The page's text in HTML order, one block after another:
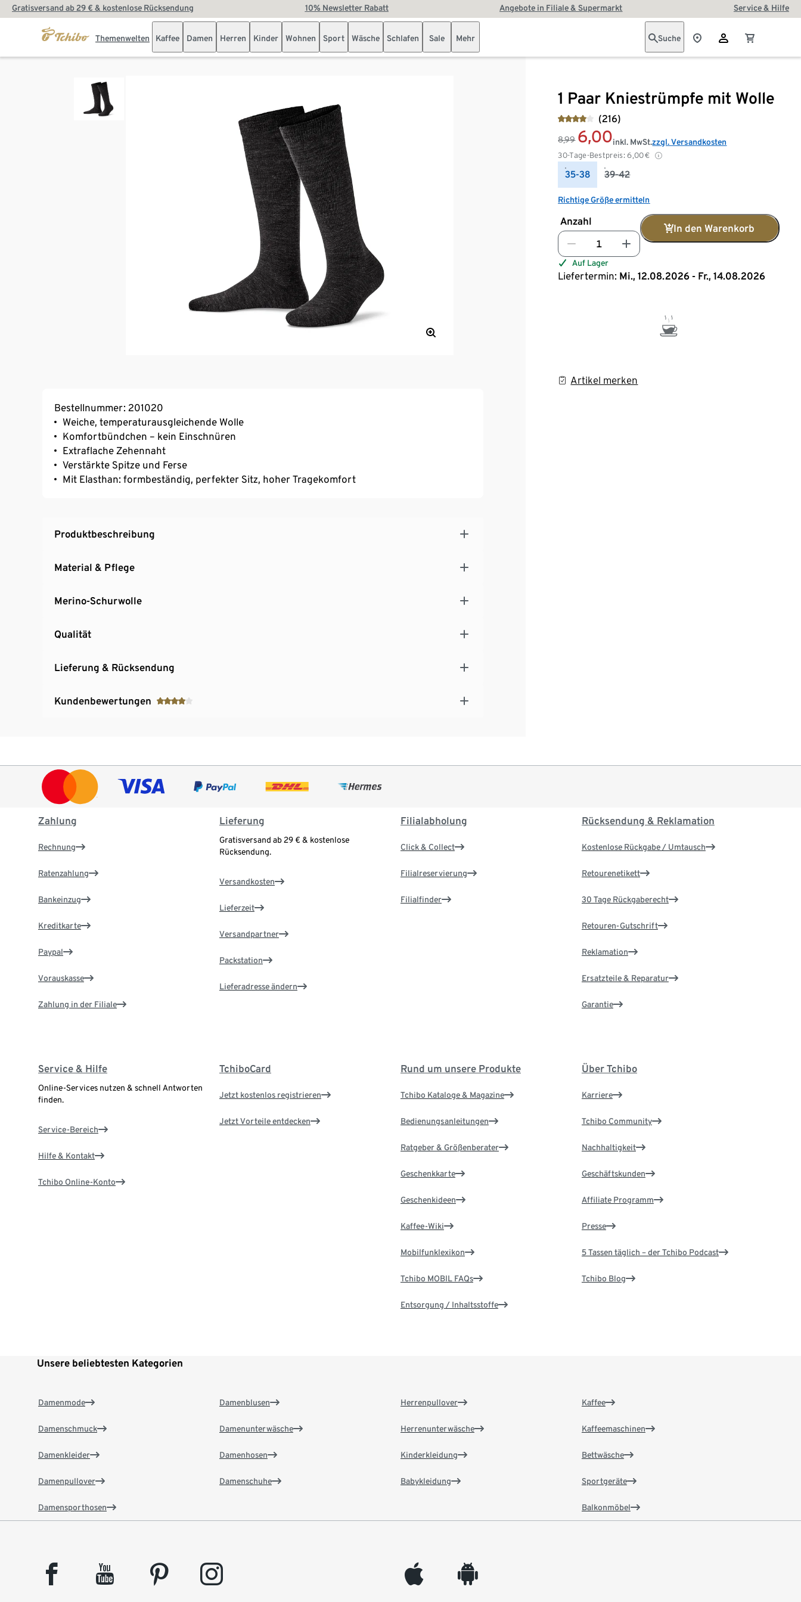
Gratisversand ab 29 € & kostenlose Rücksendung 10% Newsletter Rabatt Angebote in Filiale & Supermarkt Service & Hilfe
Themenwelten Kaffee Damen Herren Kinder Wohnen Sport Wäsche Schlafen Sale Mehr Suche
1 Paar Kniestrümpfe mit Wolle
(216)
8,99 6,00
30-Tage-Bestpreis: 6,00€
inkl. MwSt.zzgl. Versandkosten
35-38 39-42
Richtige Größe ermitteln
Anzahl
In den Warenkorb
Auf Lager
Liefertermin: Mi., 12.08.2026 - Fr., 14.08.2026
Artikel merken
Bestellnummer: 201020
Weiche, temperaturausgleichende Wolle
Komfortbündchen – kein Einschnüren
Extraflache Zehennaht
Verstärkte Spitze und Ferse
Mit Elasthan: formbeständig, perfekter Sitz, hoher Tragekomfort
Produktbeschreibung
Material & Pflege
Merino-Schurwolle
Qualität
Lieferung & Rücksendung
Kundenbewertungen
Zahlung
Rechnung
Ratenzahlung
Bankeinzug
Kreditkarte
Paypal
Vorauskasse
Zahlung in der Filiale
Lieferung
Gratisversand ab 29 € & kostenlose
Rücksendung.
Versandkosten
Lieferzeit
Versandpartner
Packstation
Lieferadresse ändern
Filialabholung
Click & Collect
Filialreservierung
Filialfinder
Rücksendung & Reklamation
Kostenlose Rückgabe / Umtausch
Retourenetikett
30 Tage Rückgaberecht
Retouren-Gutschrift
Reklamation
Ersatzteile & Reparatur
Garantie
Service & Hilfe
Online-Services nutzen & schnell Antworten
finden.
Service-Bereich
Hilfe & Kontakt
Tchibo Online-Konto
TchiboCard
Jetzt kostenlos registrieren
Jetzt Vorteile entdecken
Rund um unsere Produkte
Tchibo Kataloge & Magazine
Bedienungsanleitungen
Ratgeber & Größenberater
Geschenkkarte
Geschenkideen
Kaffee-Wiki
Mobilfunklexikon
Tchibo MOBIL FAQs
Entsorgung / Inhaltsstoffe
Über Tchibo
Karriere
Tchibo Community
Nachhaltigkeit
Geschäftskunden
Affiliate Programm
Presse
5 Tassen täglich – der Tchibo Podcast
Tchibo Blog
Unsere beliebtesten Kategorien
Damenmode
Damenschmuck
Damenkleider
Damenpullover
Damensporthosen
Damenblusen
Damenunterwäsche
Damenhosen
Damenschuhe
Herrenpullover
Herrenunterwäsche
Kinderkleidung
Babykleidung
Kaffee
Kaffeemaschinen
Bettwäsche
Sportgeräte
Balkonmöbel
facebook youtube pinterest instagram appleinc android